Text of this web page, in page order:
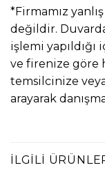
*Firmamız
değildir.
işlemi
ve firenize göre
temsilcinize
arayarak
İLGILI